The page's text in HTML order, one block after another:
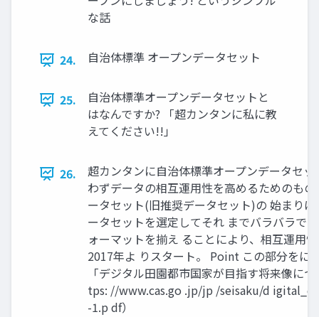
な話
24. 自治体標準 オープンデータセット
25.
自治体標準オープンデータセットと
はなんですか? 「超カンタンに私に教
えてください!!」
26.
超カンタンに自治体標準オープンデータセ
わずデータの相互運用性を高めるためのも
ータセット(旧推奨データセット)の 始まり
ータセットを選定してそれ までバラバラで
ォーマットを揃え ることにより、相互運用
2017年よ りスタート。 Point この部分をに
「デジタル田園都市国家が目指す将来像に
tps: //www.cas.go .jp/jp /seisaku/d igital_d
-1.p df）